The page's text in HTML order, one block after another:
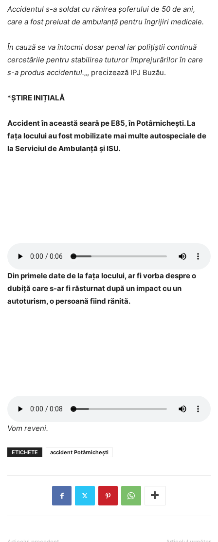
Accidentul s-a soldat cu rănirea șoferului de 50 de ani,
care a fost preluat de ambulanță pentru îngrijiri medicale.
În cauză se va întocmi dosar penal iar polițiștii continuă
cercetările pentru stabilirea tuturor împrejurărilor în care
s-a produs accidentul.„, precizează IPJ Buzău.
*ȘTIRE INIȚIALĂ
Accident în această seară pe E85, în Potârnichești. La
fața locului au fost mobilizate mai multe autospeciale de
la Serviciul de Ambulanță și ISU.
Din primele date de la fața locului, ar fi vorba despre o
dubiță care s-ar fi răsturnat după un impact cu un
autoturism, o persoană fiind rănită.
Vom reveni.
ETICHETE accident Potârnichești